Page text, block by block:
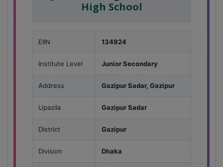
High School
EIIN 134924
Institute Level Junior Secondary
Address Gazipur Sadar, Gazipur
Upazila Gazipur Sadar
District Gazipur
Division Dhaka